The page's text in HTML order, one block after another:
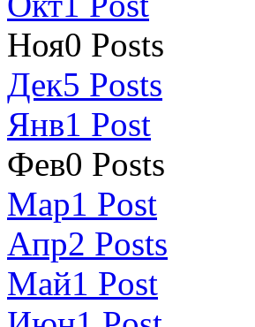
Ноя0 Posts
Дек5 Posts
Янв1 Post
Фев0 Posts
Мар1 Post
Апр2 Posts
Май1 Post